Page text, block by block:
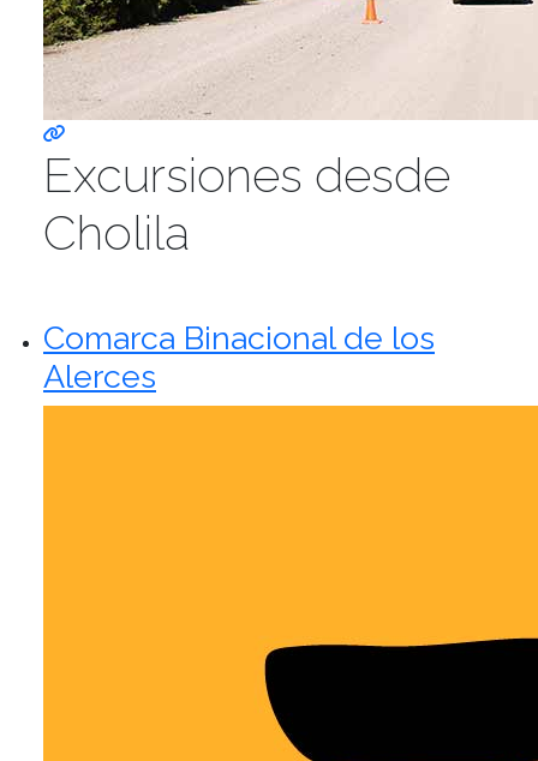
Excursiones desde
Cholila
Comarca Binacional de los
Alerces